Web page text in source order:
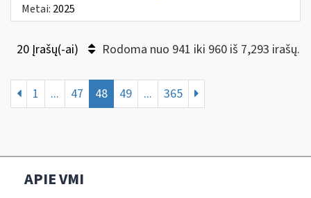
Metai: 2025
20 Įrašų(-ai) Rodoma nuo 941 iki 960 iš 7,293 irašų.
1 ... 47 48 49 ... 365
APIE VMI